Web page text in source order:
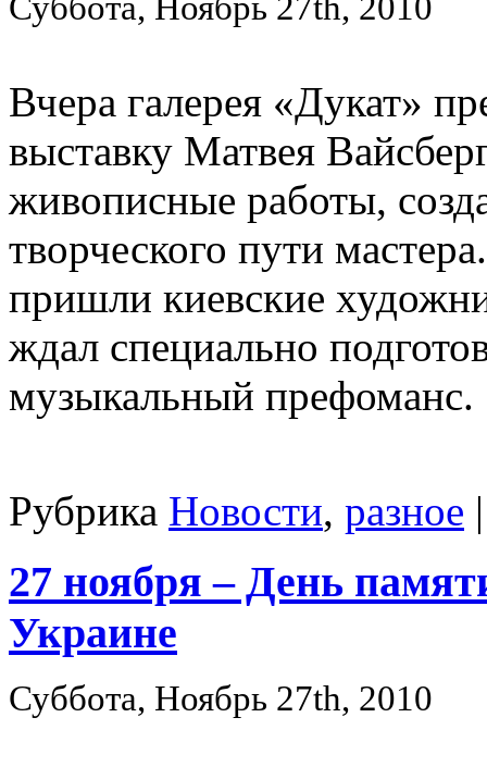
Суббота, Ноябрь 27th, 2010
Вчера галерея «Дукат»
выставку Матвея
живописные работы,
творческого пути
пришли киевские
ждал специально
музыкальный префоманс.
Рубрика Новости, разное
27 ноября – День
Украине
Суббота, Ноябрь 27th, 2010